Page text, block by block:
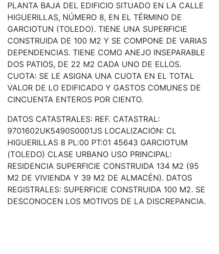
PLANTA BAJA DEL EDIFICIO SITUADO EN LA CALLE
HIGUERILLAS, NÚMERO 8, EN EL TÉRMINO DE
GARCIOTUN (TOLEDO). TIENE UNA SUPERFICIE
CONSTRUIDA DE 100 M2 Y SE COMPONE DE VARIAS
DEPENDENCIAS. TIENE COMO ANEJO INSEPARABLE
DOS PATIOS, DE 22 M2 CADA UNO DE ELLOS.
CUOTA: SE LE ASIGNA UNA CUOTA EN EL TOTAL
VALOR DE LO EDIFICADO Y GASTOS COMUNES DE
CINCUENTA ENTEROS POR CIENTO.
DATOS CATASTRALES: REF. CATASTRAL:
9701602UK5490S0001JS LOCALIZACION: CL
HIGUERILLAS 8 PL:00 PT:01 45643 GARCIOTUM
(TOLEDO) CLASE URBANO USO PRINCIPAL:
RESIDENCIA SUPERFICIE CONSTRUIDA 134 M2 (95
M2 DE VIVIENDA Y 39 M2 DE ALMACÉN). DATOS
REGISTRALES: SUPERFICIE CONSTRUIDA 100 M2. SE
DESCONOCEN LOS MOTIVOS DE LA DISCREPANCIA.